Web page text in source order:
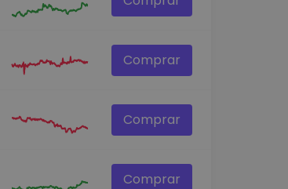
Comprar
Comprar
Comprar